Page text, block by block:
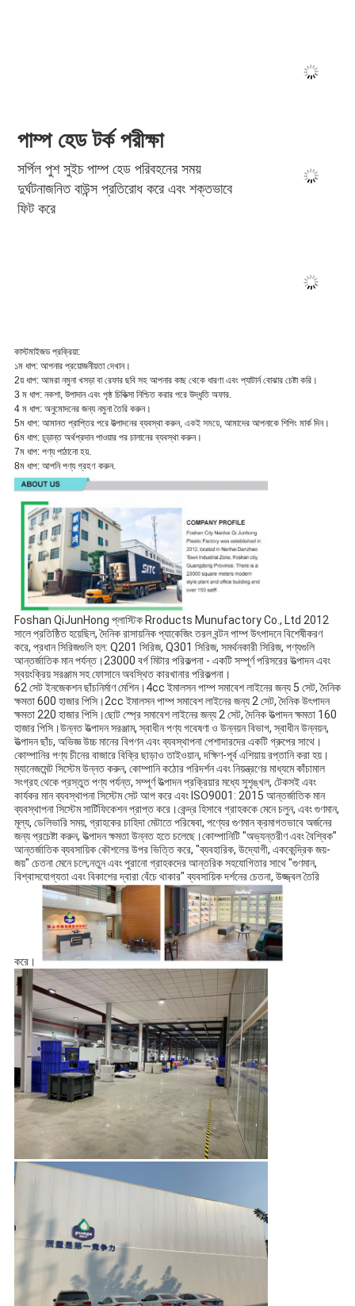
প্রেস করা সহজ, বিল্ট-ইন স্প্রিং, তরল টিপতে স্বয়ংক্রিয়ভাবে 3-5 বার
স্থিতিশীল liquid outp
201 সিরিজের স্থিতিশীল স্রাব 2cc প্রতিবার
পাম্প হেড টর্ক পরীক্ষা
সর্পিল পুশ সুইচ পাম্প হেড পরিবহনের সময়
দুর্ঘটনাজনিত বাউন্স প্রতিরোধ করে এবং শক্তভাবে
ফিট করে
কাস্টমাইজড প্রক্রিয়া:
১ম ধাপ: আপনার প্রয়োজনীয়তা দেখান।
2য় ধাপ: আমরা নমুনা খসড়া বা রেফার ছবি সহ আপনার কাছ থেকে ধারণা এবং প্যাটার্ন বোঝার চেষ্টা করি।
3 ম ধাপ: নকশা, উপাদান এবং পৃষ্ঠ চিকিত্সা নিশ্চিত করার পরে উদ্ধৃতি অফার.
4 ম ধাপ: অনুমোদনের জন্য নমুনা তৈরি করুন।
5ম ধাপ: আমানত প্রাপ্তির পরে উত্পাদনের ব্যবস্থা করুন, একই সময়ে, আমাদের আপনাকে শিপিং মার্ক দিন।
6ম ধাপ: চূড়ান্ত অর্থপ্রদান পাওয়ার পর চালানের ব্যবস্থা করুন।
7ম ধাপ: পণ্য পাঠানো হয়.
8ম ধাপ: আপনি পণ্য গ্রহণ করুন.
Foshan QiJunHong প্লাস্টিক Rroducts Munufactory Co., Ltd 2012
সালে প্রতিষ্ঠিত হয়েছিল, দৈনিক রাসায়নিক প্যাকেজিং তরল বন্টন পাম্প উৎপাদনে বিশেষীকরণ
করে, প্রধান সিরিজগুলি হল: Q201 সিরিজ, Q301 সিরিজ, সমর্থনকারী সিরিজ, পণ্যগুলি
আন্তর্জাতিক মান পর্যন্ত।23000 বর্গ মিটার পরিকল্পনা - একটি সম্পূর্ণ পরিসরের উত্পাদন এবং
স্বয়ংক্রিয় সরঞ্জাম সহ ফোসানে অবস্থিত কারখানার পরিকল্পনা।
62 সেট ইনজেকশন ছাঁচনির্মাণ মেশিন।4cc ইমালসন পাম্প সমাবেশ লাইনের জন্য 5 সেট, দৈনিক
ক্ষমতা 600 হাজার পিসি।2cc ইমালসন পাম্প সমাবেশ লাইনের জন্য 2 সেট, দৈনিক উৎপাদন
ক্ষমতা 220 হাজার পিসি।ছোট স্প্রে সমাবেশ লাইনের জন্য 2 সেট, দৈনিক উত্পাদন ক্ষমতা 160
হাজার পিসি।উন্নত উত্পাদন সরঞ্জাম, স্বাধীন পণ্য গবেষণা ও উন্নয়ন বিভাগ, স্বাধীন উন্নয়ন,
উত্পাদন ছাঁচ, অভিজ্ঞ উচ্চ মানের বিপণন এবং ব্যবস্থাপনা পেশাদারদের একটি গ্রুপের সাথে।
কোম্পানির পণ্য চীনের বাজারে বিক্রি ছাড়াও তাইওয়ান, দক্ষিণ-পূর্ব এশিয়ায় রপ্তানি করা হয়।
ম্যানেজমেন্ট সিস্টেম উন্নত করুন, কোম্পানি কঠোর পরিদর্শন এবং নিয়ন্ত্রণের মাধ্যমে কাঁচামাল
সংগ্রহ থেকে প্রস্তুত পণ্য পর্যন্ত, সম্পূর্ণ উত্পাদন প্রক্রিয়ার মধ্যে সুশৃঙ্খল, টেকসই এবং
কার্যকর মান ব্যবস্থাপনা সিস্টেম সেট আপ করে এবং ISO9001: 2015 আন্তর্জাতিক মান
ব্যবস্থাপনা সিস্টেম সার্টিফিকেশন প্রাপ্ত করে।কেন্দ্র হিসাবে গ্রাহককে মেনে চলুন, এবং গুণমান,
মূল্য, ডেলিভারি সময়, গ্রাহকের চাহিদা মেটাতে পরিষেবা, পণ্যের গুণমান ক্রমাগতভাবে অর্জনের
জন্য প্রচেষ্টা করুন, উত্পাদন ক্ষমতা উন্নত হতে চলেছে।কোম্পানিটি "অভ্যন্তরীণ এবং বৈশ্বিক"
আন্তর্জাতিক ব্যবসায়িক কৌশলের উপর ভিত্তি করে, "ব্যবহারিক, উদ্যোগী, এককেন্দ্রিক জয়-
জয়" চেতনা মেনে চলে;নতুন এবং পুরানো গ্রাহকদের আন্তরিক সহযোগিতার সাথে "গুণমান,
বিশ্বাসযোগ্যতা এবং বিকাশের দ্বারা বেঁচে থাকার" ব্যবসায়িক দর্শনের চেতনা, উজ্জ্বল তৈরি